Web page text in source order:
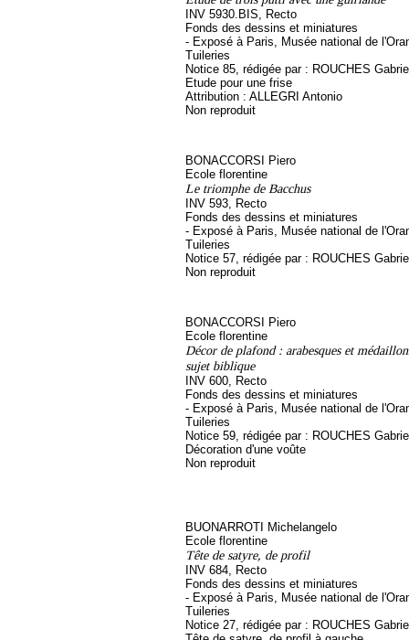
INV 5930.BIS, Recto
Fonds des dessins et miniatures
- Exposé à Paris, Musée national de
Tuileries
Notice 85, rédigée par : ROUCHES
Etude pour une frise
Attribution : ALLEGRI Antonio
Non reproduit
BONACCORSI Piero
Ecole florentine
Le triomphe de Bacchus
INV 593, Recto
Fonds des dessins et miniatures
- Exposé à Paris, Musée national de
Tuileries
Notice 57, rédigée par : ROUCHES
Non reproduit
BONACCORSI Piero
Ecole florentine
Décor de plafond : arabesques et
sujet biblique
INV 600, Recto
Fonds des dessins et miniatures
- Exposé à Paris, Musée national de
Tuileries
Notice 59, rédigée par : ROUCHES
Décoration d'une voûte
Non reproduit
BUONARROTI Michelangelo
Ecole florentine
Tête de satyre, de profil
INV 684, Recto
Fonds des dessins et miniatures
- Exposé à Paris, Musée national de
Tuileries
Notice 27, rédigée par : ROUCHES